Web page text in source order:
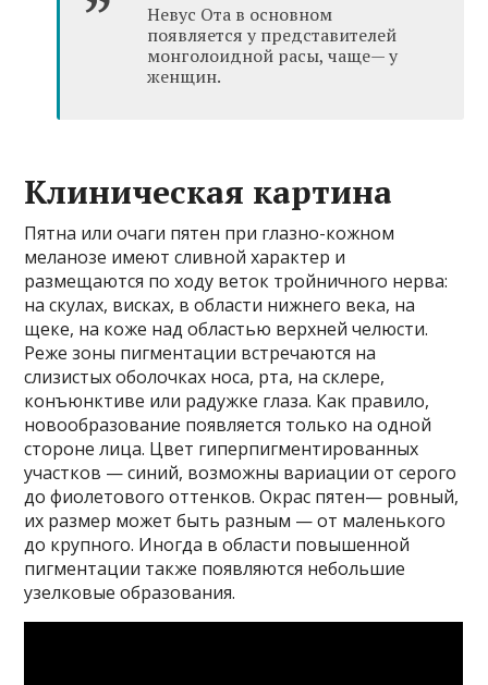
Невус Ота в основном
появляется у представителей
монголоидной расы, чаще— у
женщин.
Клиническая картина
Пятна или очаги пятен при глазно-кожном
меланозе имеют сливной характер и
размещаются по ходу веток тройничного нерва:
на скулах, висках, в области нижнего века, на
щеке, на коже над областью верхней челюсти.
Реже зоны пигментации встречаются на
слизистых оболочках носа, рта, на склере,
конъюнктиве или радужке глаза. Как правило,
новообразование появляется только на одной
стороне лица. Цвет гиперпигментированных
участков — синий, возможны вариации от серого
до фиолетового оттенков. Окрас пятен— ровный,
их размер может быть разным — от маленького
до крупного. Иногда в области повышенной
пигментации также появляются небольшие
узелковые образования.